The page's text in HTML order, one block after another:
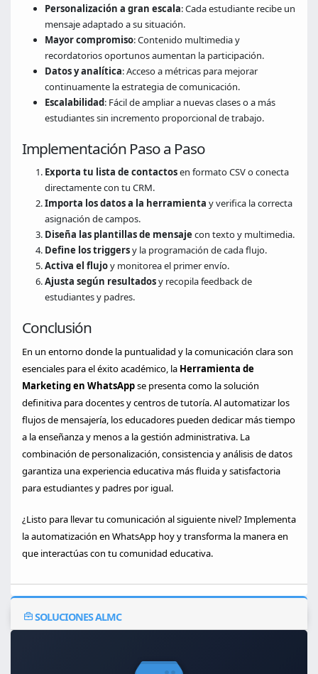
Personalización a gran escala: Cada estudiante recibe un
mensaje adaptado a su situación.
Mayor compromiso: Contenido multimedia y
recordatorios oportunos aumentan la participación.
Datos y analítica: Acceso a métricas para mejorar
continuamente la estrategia de comunicación.
Escalabilidad: Fácil de ampliar a nuevas clases o a más
estudiantes sin incremento proporcional de trabajo.
Implementación Paso a Paso
Exporta tu lista de contactosen formato CSV o conecta
directamente con tu CRM.
Importa los datos a la herramienta y verifica la correcta
asignación de campos.
Diseña las plantillas de mensaje con texto y multimedia.
Define los triggersy la programación de cada flujo.
Activa el flujoy monitorea el primer envío.
Ajusta según resultadosy recopila feedback de
estudiantes y padres.
Conclusión
En un entorno donde la puntualidad y la comunicación clara son
esenciales para el éxito académico, la Herramienta de
Marketing en WhatsAppse presenta como la solución
definitiva para docentes y centros de tutoría. Al automatizar los
flujos de mensajería, los educadores pueden dedicar más tiempo
a la enseñanza y menos a la gestión administrativa. La
combinación de personalización, consistencia y análisis de datos
garantiza una experiencia educativa más fluida y satisfactoria
para estudiantes y padres por igual.
¿Listo para llevar tu comunicación al siguiente nivel? Implementa
la automatización en WhatsApp hoy y transforma la manera en
que interactúas con tu comunidad educativa.
SOLUCIONES ALMC